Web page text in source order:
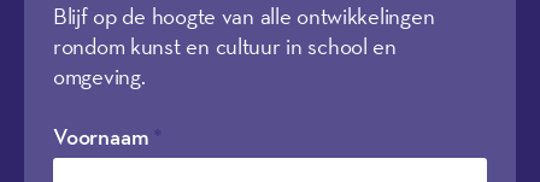
Blijf op de hoogte van alle ontwikkelingen
rondom kunst en cultuur in school en
omgeving.
Voornaam